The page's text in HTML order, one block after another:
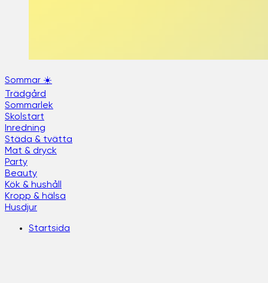
Sommar ☀️
Trädgård
Sommarlek
Skolstart
Inredning
Städa & tvätta
Mat & dryck
Party
Beauty
Kök & hushåll
Kropp & hälsa
Husdjur
Startsida